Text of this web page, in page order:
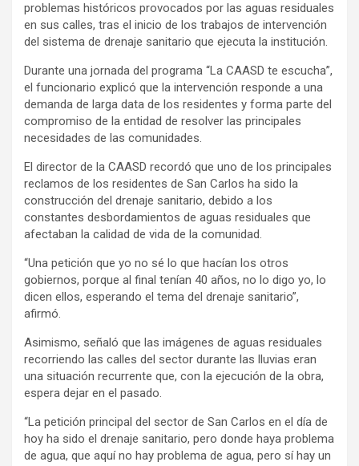
problemas históricos provocados por las aguas residuales
en sus calles, tras el inicio de los trabajos de intervención
del sistema de drenaje sanitario que ejecuta la institución.
Durante una jornada del programa “La CAASD te escucha”,
el funcionario explicó que la intervención responde a una
demanda de larga data de los residentes y forma parte del
compromiso de la entidad de resolver las principales
necesidades de las comunidades.
El director de la CAASD recordó que uno de los principales
reclamos de los residentes de San Carlos ha sido la
construcción del drenaje sanitario, debido a los
constantes desbordamientos de aguas residuales que
afectaban la calidad de vida de la comunidad.
“Una petición que yo no sé lo que hacían los otros
gobiernos, porque al final tenían 40 años, no lo digo yo, lo
dicen ellos, esperando el tema del drenaje sanitario”,
afirmó.
Asimismo, señaló que las imágenes de aguas residuales
recorriendo las calles del sector durante las lluvias eran
una situación recurrente que, con la ejecución de la obra,
espera dejar en el pasado.
“La petición principal del sector de San Carlos en el día de
hoy ha sido el drenaje sanitario, pero donde haya problema
de agua, que aquí no hay problema de agua, pero sí hay un